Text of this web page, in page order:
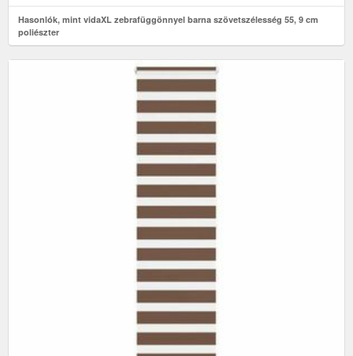
Hasonlók, mint vidaXL zebrafüggönnyel barna szövetszélesség 55, 9 cm
poliészter